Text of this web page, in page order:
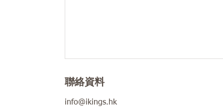
聯絡資料
info@ikings.hk